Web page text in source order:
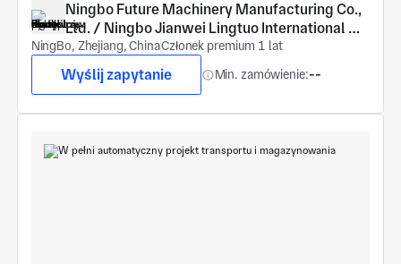
Ningbo Future Machinery Manufacturing Co.,
Ltd. / Ningbo Jianwei Lingtuo International
Trade Co., Ltd.
NingBo, Zhejiang, ChinaCzłonek premium 1 lat
Wyślij zapytanie Min. zamówienie:--